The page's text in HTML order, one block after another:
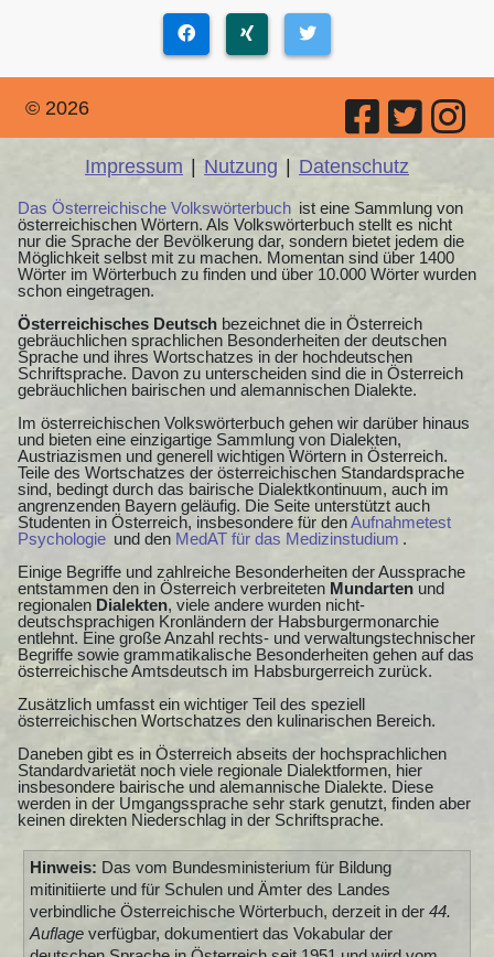
© 2026
Impressum Nutzung Datenschutz
Das Österreichische Volkswörterbuch ist eine Sammlung von
österreichischen Wörtern. Als Volkswörterbuch stellt es nicht
nur die Sprache der Bevölkerung dar, sondern bietet jedem die
Möglichkeit selbst mit zu machen. Momentan sind über 1400
Wörter im Wörterbuch zu finden und über 10.000 Wörter wurden
schon eingetragen.
Österreichisches Deutsch bezeichnet die in Österreich
gebräuchlichen sprachlichen Besonderheiten der deutschen
Sprache und ihres Wortschatzes in der hochdeutschen
Schriftsprache. Davon zu unterscheiden sind die in Österreich
gebräuchlichen bairischen und alemannischen Dialekte.
Im österreichischen Volkswörterbuch gehen wir darüber hinaus
und bieten eine einzigartige Sammlung von Dialekten,
Austriazismen und generell wichtigen Wörtern in Österreich.
Teile des Wortschatzes der österreichischen Standardsprache
sind, bedingt durch das bairische Dialektkontinuum, auch im
angrenzenden Bayern geläufig. Die Seite unterstützt auch
Studenten in Österreich, insbesondere für denAufnahmetest
Psychologie und den MedAT für das Medizinstudium .
Einige Begriffe und zahlreiche Besonderheiten der Aussprache
entstammen den in Österreich verbreiteten Mundarten und
regionalen Dialekten, viele andere wurden nicht-
deutschsprachigen Kronländern der Habsburgermonarchie
entlehnt. Eine große Anzahl rechts- und verwaltungstechnischer
Begriffe sowie grammatikalische Besonderheiten gehen auf das
österreichische Amtsdeutsch im Habsburgerreich zurück.
Zusätzlich umfasst ein wichtiger Teil des speziell
österreichischen Wortschatzes den kulinarischen Bereich.
Daneben gibt es in Österreich abseits der hochsprachlichen
Standardvarietät noch viele regionale Dialektformen, hier
insbesondere bairische und alemannische Dialekte. Diese
werden in der Umgangssprache sehr stark genutzt, finden aber
keinen direkten Niederschlag in der Schriftsprache.
Hinweis: Das vom Bundesministerium für Bildung
mitinitiierte und für Schulen und Ämter des Landes
verbindliche Österreichische Wörterbuch, derzeit in der 44.
Auflageverfügbar, dokumentiert das Vokabular der